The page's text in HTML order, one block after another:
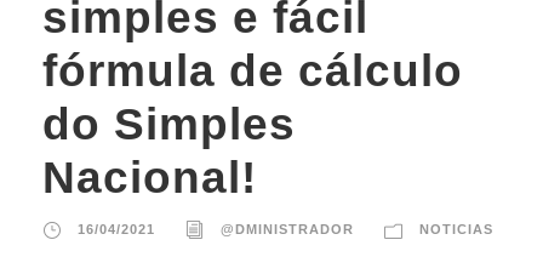
simples e fácil
fórmula de cálculo
do Simples
Nacional!
16/04/2021 @DMINISTRADOR NOTICIAS